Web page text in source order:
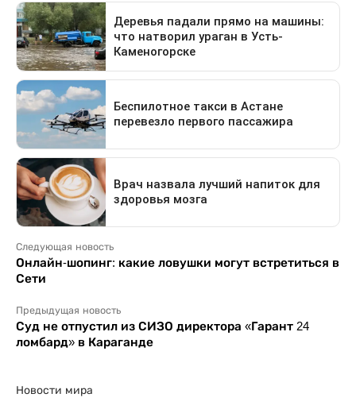
Следующая новость
Онлайн-шопинг: какие ловушки могут встретиться в
Сети
Предыдущая новость
Суд не отпустил из СИЗО директора «Гарант 24
ломбард» в Караганде
Новости мира